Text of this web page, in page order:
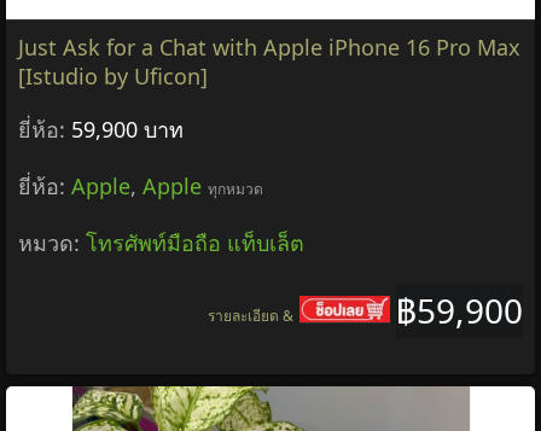
Just Ask for a Chat with Apple iPhone 16 Pro Max
[Istudio by Uficon]
ยี่ห้อ: 59,900 บาท
ยี่ห้อ: Apple, Apple ทุกหมวด
หมวด: โทรศัพท์มือถือ แท็บเล็ต
฿59,900
รายละเอียด &